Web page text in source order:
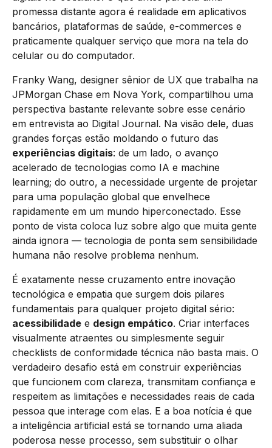
promessa distante agora é realidade em aplicativos
bancários, plataformas de saúde, e-commerces e
praticamente qualquer serviço que mora na tela do
celular ou do computador.
Franky Wang, designer sênior de UX que trabalha na
JPMorgan Chase em Nova York, compartilhou uma
perspectiva bastante relevante sobre esse cenário
em entrevista ao Digital Journal. Na visão dele, duas
grandes forças estão moldando o futuro das
experiências digitais: de um lado, o avanço
acelerado de tecnologias como IA e machine
learning; do outro, a necessidade urgente de projetar
para uma população global que envelhece
rapidamente em um mundo hiperconectado. Esse
ponto de vista coloca luz sobre algo que muita gente
ainda ignora — tecnologia de ponta sem sensibilidade
humana não resolve problema nenhum.
É exatamente nesse cruzamento entre inovação
tecnológica e empatia que surgem dois pilares
fundamentais para qualquer projeto digital sério:
acessibilidade e design empático. Criar interfaces
visualmente atraentes ou simplesmente seguir
checklists de conformidade técnica não basta mais. O
verdadeiro desafio está em construir experiências
que funcionem com clareza, transmitam confiança e
respeitem as limitações e necessidades reais de cada
pessoa que interage com elas. E a boa notícia é que
a inteligência artificial está se tornando uma aliada
poderosa nesse processo, sem substituir o olhar